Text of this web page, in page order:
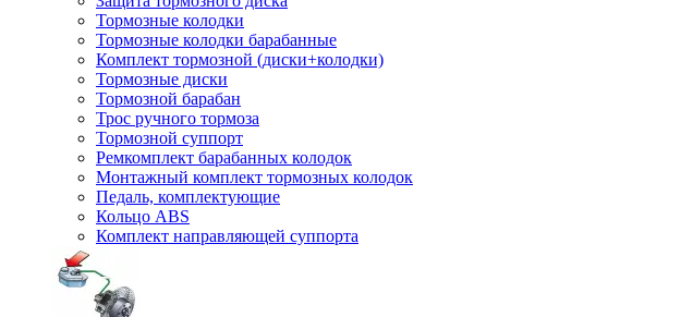
Тормозные колодки
Тормозные колодки барабанные
Комплект тормозной (диски+колодки)
Тормозные диски
Тормозной барабан
Трос ручного тормоза
Тормозной суппорт
Ремкомплект барабанных колодок
Монтажный комплект тормозных колодок
Педаль, комплектующие
Кольцо ABS
Комплект направляющей суппорта